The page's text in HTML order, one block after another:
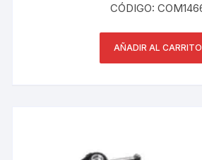
S/
CÓDIGO:
AÑADIR AL CARRITO